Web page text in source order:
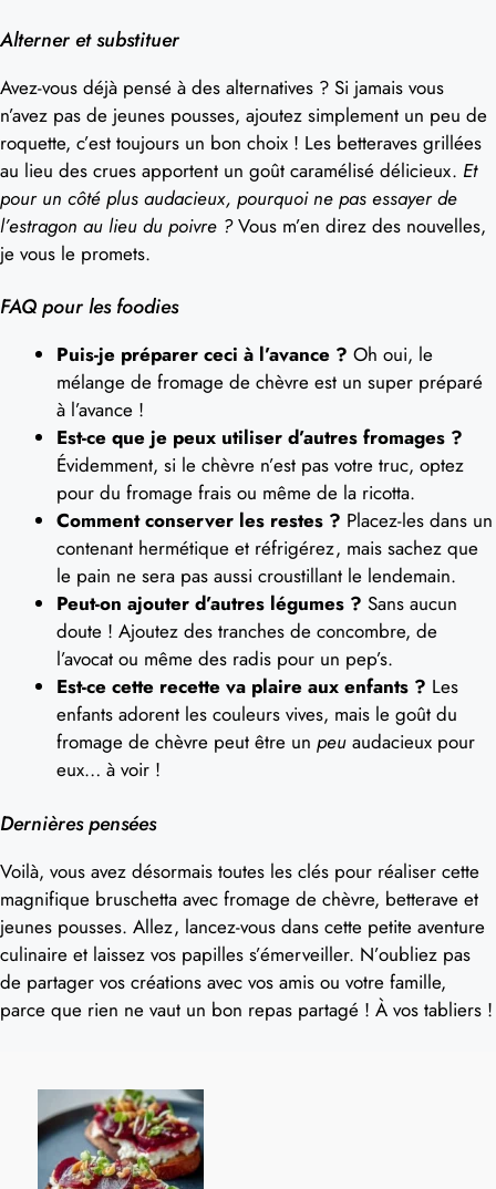
Alterner et substituer
Avez-vous déjà pensé à des alternatives ? Si jamais vous
n’avez pas de jeunes pousses, ajoutez simplement un peu de
roquette, c’est toujours un bon choix ! Les betteraves grillées
au lieu des crues apportent un goût caramélisé délicieux. Et
pour un côté plus audacieux, pourquoi ne pas essayer de
l’estragon au lieu du poivre ?Vous m’en direz des nouvelles,
je vous le promets.
FAQ pour les foodies
Puis-je préparer ceci à l’avance ? Oh oui, le
mélange de fromage de chèvre est un super préparé
à l’avance !
Est-ce que je peux utiliser d’autres fromages ?
Évidemment, si le chèvre n’est pas votre truc, optez
pour du fromage frais ou même de la ricotta.
Comment conserver les restes ? Placez-les dans un
contenant hermétique et réfrigérez, mais sachez que
le pain ne sera pas aussi croustillant le lendemain.
Peut-on ajouter d’autres légumes ? Sans aucun
doute ! Ajoutez des tranches de concombre, de
l’avocat ou même des radis pour un pep’s.
Est-ce cette recette va plaire aux enfants ? Les
enfants adorent les couleurs vives, mais le goût du
fromage de chèvre peut être un peu audacieux pour
eux… à voir !
Dernières pensées
Voilà, vous avez désormais toutes les clés pour réaliser cette
magnifique bruschetta avec fromage de chèvre, betterave et
jeunes pousses. Allez, lancez-vous dans cette petite aventure
culinaire et laissez vos papilles s’émerveiller. N’oubliez pas
de partager vos créations avec vos amis ou votre famille,
parce que rien ne vaut un bon repas partagé ! À vos tabliers !